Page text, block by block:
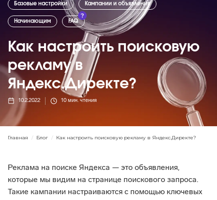
Базовые настройки Кампании и объявления
Начинающим FAQ
Как настроить поисковую
рекламу в
Яндекс.Директе?
10.2.2022 10 мин. чтения
Главная / Блог / Как настроить поисковую рекламу в Яндекс.Директе?
Реклама на поиске Яндекса — это объявления,
которые мы видим на странице поискового запроса.
Такие кампании настраиваются с помощью ключевых